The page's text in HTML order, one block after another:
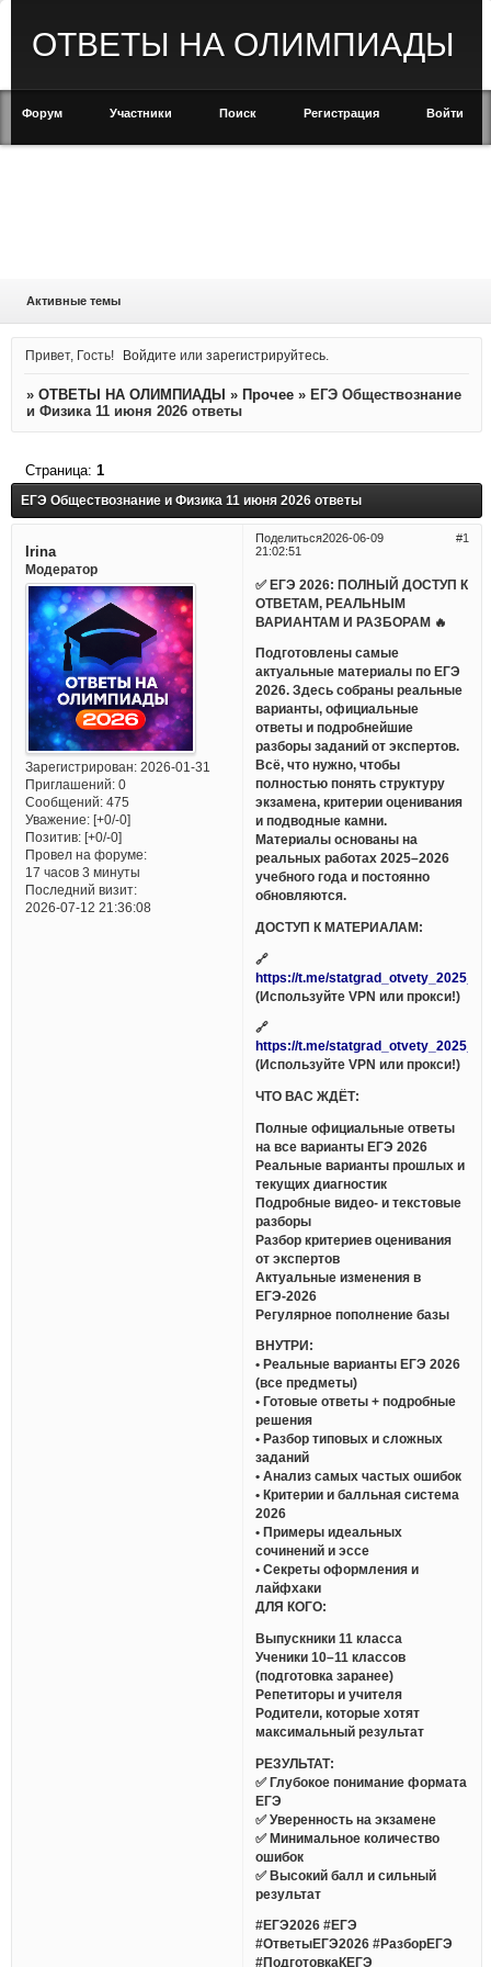
ОТВЕТЫ НА ОЛИМПИАДЫ
Форум Участники Поиск Регистрация Войти
Активные темы
Привет, Гость! Войдите илизарегистрируйтесь
» ОТВЕТЫ НА ОЛИМПИАДЫ » Прочее » ЕГЭ Обществознание
и Физика 11 июня 2026 ответы
ЕГЭ Обществознание и Физика 11 июня 2026 ответы
Страница: 1
Поделиться 1
2026-06-09
21:02:51
Irina
Модератор
Зарегистрирован: 2026-01-31
Приглашений:0
Сообщений:475
Уважение: [+0/-0]
Позитив: [+0/-0]
Провел на форуме:
17 часов 3 минуты
Последний визит:
2026-07-12 21:36:08
✅ ЕГЭ 2026: ПОЛНЫЙ ДОСТУП К
ОТВЕТАМ, РЕАЛЬНЫМ
ВАРИАНТАМ И РАЗБОРАМ 🔥
Подготовлены самые
актуальные материалы по ЕГЭ
2026. Здесь собраны реальные
варианты, официальные
ответы и подробнейшие
разборы заданий от экспертов.
Всё, что нужно, чтобы
полностью понять структуру
экзамена, критерии оценивания
и подводные камни.
Материалы основаны на
реальных работах 2025–2026
учебного года и постоянно
обновляются.
ДОСТУП К МАТЕРИАЛАМ:
🔗
https://t.me/
(Используйте VPN или прокси!)
🔗
https://t.me/
(Используйте VPN или прокси!)
ЧТО ВАС ЖДЁТ:
Полные официальные ответы
на все варианты ЕГЭ 2026
Реальные варианты прошлых и
текущих диагностик
Подробные видео- и текстовые
разборы
Разбор критериев оценивания
от экспертов
Актуальные изменения в
ЕГЭ-2026
Регулярное пополнение базы
ВНУТРИ:
• Реальные варианты ЕГЭ 2026
(все предметы)
• Готовые ответы + подробные
решения
• Разбор типовых и сложных
заданий
• Анализ самых частых ошибок
• Критерии и балльная система
2026
• Примеры идеальных
сочинений и эссе
• Секреты оформления и
лайфхаки
ДЛЯ КОГО:
Выпускники 11 класса
Ученики 10–11 классов
(подготовка заранее)
Репетиторы и учителя
Родители, которые хотят
максимальный результат
РЕЗУЛЬТАТ:
✅ Глубокое понимание формата
ЕГЭ
✅ Уверенность на экзамене
✅ Минимальное количество
ошибок
✅ Высокий балл и сильный
результат
#ЕГЭ2026 #ЕГЭ
#ОтветыЕГЭ2026 #РазборЕГЭ
#ПодготовкаКЕГЭ